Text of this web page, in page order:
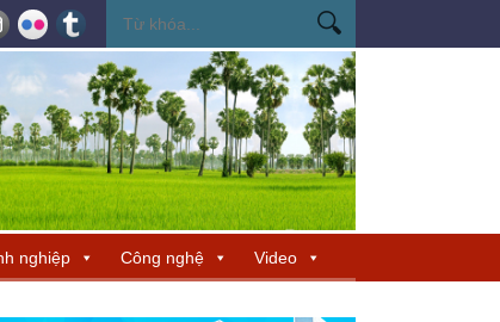
2026 Miss Cosmo mở rộng kết nối văn hóa tại Nepal, tìm
nghiệp Công nghệ Video